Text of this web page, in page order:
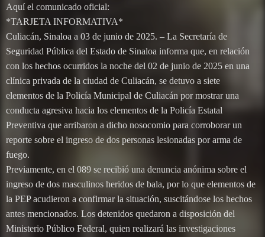
Aquí el comunicado oficial:
*TARJETA INFORMATIVA*
Culiacán, Sinaloa a 03 de junio de 2025. – La Secretaría de
Seguridad Pública del Estado de Sinaloa informa que, en relación
con los hechos ocurridos la noche del 02 de junio de 2025 en una
clínica privada de la ciudad de Culiacán, se detuvo a siete
elementos de la Policía Municipal de Culiacán por mostrar una
conducta agresiva hacia los elementos de la Policía Estatal
Preventiva que arribaron a dicho nosocomio para corroborar un
reporte sobre el ingreso de dos personas lesionadas por arma de
fuego.
Previamente, en el 089 se recibió una denuncia anónima sobre el
ingreso de dos masculinos heridos de bala, por lo que elementos de
la PEP acudieron a confirmar la situación, suscitándose los hechos
antes mencionados. Los detenidos quedaron a disposición del
Ministerio Público Federal, quien realizará las investigaciones